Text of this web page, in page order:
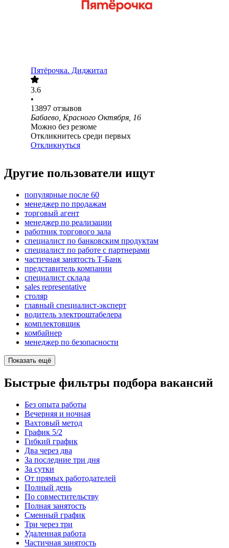
Пятёрочка. Диджитал
3.6
•
13897 отзывов
Бабаево, Красного Октября, 16
Можно без резюме
Откликнитесь среди первых
Откликнуться
Другие пользователи ищут
популярные после 60
менеджер по продажам
торговый агент
менеджер по реализации
работник торгового зала
специалист по банковским продуктам
специалист по работе с партнерами
частичная занятость Т-Банк
представитель компании
специалист склада
sales representative
столяр
главный специалист-эксперт
водитель электроштабелера
комплектовщик
комбайнер
менеджер по безопасности
Показать ещё
Быстрые фильтры подбора вакансий
Без опыта работы
Вечерняя и ночная
Вахтовый метод
График 5/2
Гибкий график
Два через два
За последние три дня
За сутки
От прямых работодателей
Полный день
По совместительству
Полная занятость
Сменный график
Три через три
Удаленная работа
Частичная занятость